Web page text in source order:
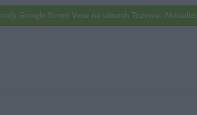
Street View na ulicach Tczewa. Aktualizują mapy